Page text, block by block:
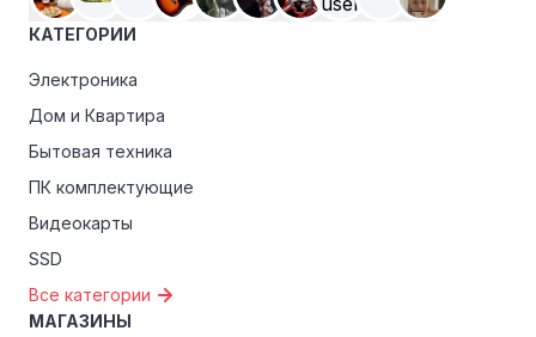
КАТЕГОРИИ
Электроника
Дом и Квартира
Бытовая техника
ПК комплектующие
Видеокарты
SSD
Все категории
МАГАЗИНЫ